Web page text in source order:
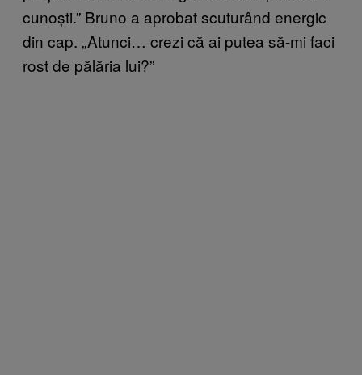
cunoști.” Bruno a aprobat scuturând energic
din cap. „Atunci… crezi că ai putea să-mi faci
rost de pălăria lui?”